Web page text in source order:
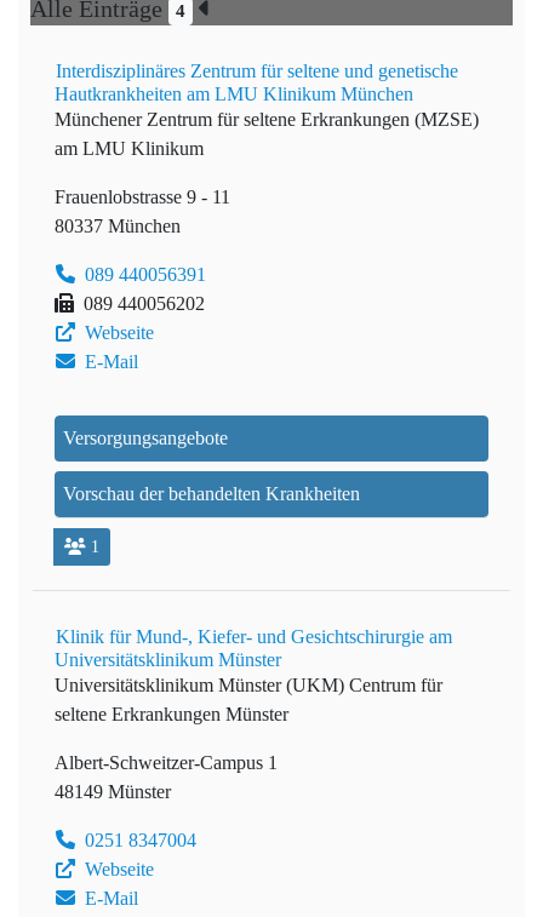
Alle Einträge 4
Interdisziplinäres Zentrum für seltene und genetische
Hautkrankheiten am LMU Klinikum München
Münchener Zentrum für seltene Erkrankungen (MZSE)
am LMU Klinikum
Frauenlobstrasse 9 - 11
80337 München
089 440056391
089 440056202
Webseite
E-Mail
Versorgungsangebote
Vorschau der behandelten Krankheiten
1
Klinik für Mund-, Kiefer- und Gesichtschirurgie am
Universitätsklinikum Münster
Universitätsklinikum Münster (UKM) Centrum für
seltene Erkrankungen Münster
Albert-Schweitzer-Campus 1
48149 Münster
0251 8347004
Webseite
E-Mail